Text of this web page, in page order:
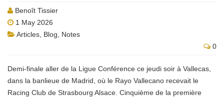
Benoît Tissier
1 May 2026
Articles Blog
Notes
0
Demi-finale aller de la Ligue Conférence ce jeudi soir à Vallecas,
dans la banlieue de Madrid, où le Rayo Vallecano recevait le
Racing Club de Strasbourg Alsace. Cinquième de la première